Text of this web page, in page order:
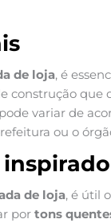
de loja, é
construção
variar de
ou o
de loja, é útil
por tons